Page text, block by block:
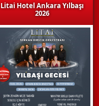
Litai Hotel Ankara Yılbaşı
2026